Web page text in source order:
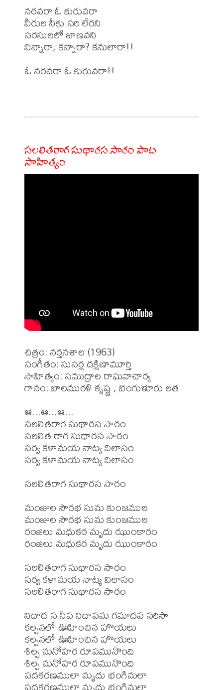
నరవరా ఓ కురువరా
వీరుల నీకు సరి లేరని
సరసులలో జాణవని
విన్నారా, కన్నారా? కనులారా!!
ఓ నరవరా ఓ కురువరా!!
సలలితరాగ సుథారస సారం పాట
సాహిత్యం
చిత్రం: నర్తనశాల (1963)
సంగీతం: సుసర్ల దక్షిణామూర్తి
సాహిత్యం: సముద్రాల రాఘవాచార్య
గానం: బాలమురళి కృష్ణ , బెంగుళూరు లత
ఆ...ఆ...ఆ...
సలలితరాగ సుథారస సారం
సలలిత రాగ సుధారస సారం
సర్వ కళామయ నాట్య విలాసం
సర్వ కళామయ నాట్య విలాసం
సలలితరాగ సుథారస సారం
మంజుల సౌరభ సుమ కుంజముల
మంజుల సౌరభ సుమ కుంజముల
రంజిలు మధుకర మృదు ఝుంకారం
రంజిలు మధుకర మృదు ఝుంకారం
సలలితరాగ సుథారస సారం
సర్వ కళామయ నాట్య విలాసం
సలలితరాగ సుథారస సారం
నిదాద స నీప నిదాపమ గమాదప సరిసా
కల్పనలో ఊహించిన హొయలు
కల్పనలో ఊహించిన హొయలు
శిల్ప మనోహర రూపమునొంది
శిల్ప మనోహర రూపమునొంది
పదకరణములా మృదు భంగిమలా